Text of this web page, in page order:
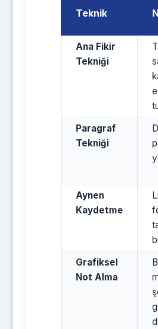
Teknik
Ana Fikir
Tekniği
Paragraf
Tekniği
Aynen
Kaydetme
Grafiksel
Not Alma